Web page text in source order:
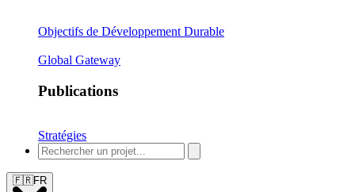
Objectifs de Développement Durable
Global Gateway
Publications
Stratégies
🇫🇷FR